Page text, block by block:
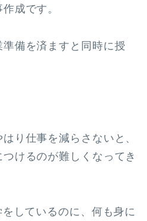
成です。
備を済ますと同時に授
り仕事を減らさないと、
けるのが難しくなってき
しているのに、何も身に